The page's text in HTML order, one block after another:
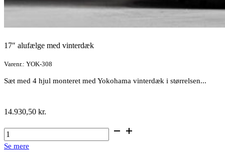
17″ alufælge med vinterdæk
Varenr.: YOK-308
Sæt med 4 hjul monteret med Yokohama vinterdæk i størrelsen...
14.930,50 kr.
17"
alufælge
med
Se mere